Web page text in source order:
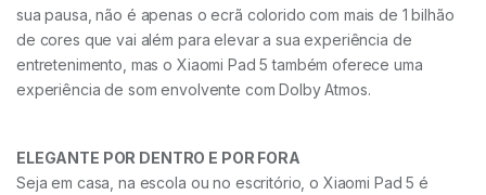
sua pausa, não é apenas o ecrã colorido com mais de 1 bilhão
de cores que vai além para elevar a sua experiência de
entretenimento, mas o Xiaomi Pad 5 também oferece uma
experiência de som envolvente com Dolby Atmos.
ELEGANTE POR DENTRO E POR FORA
Seja em casa, na escola ou no escritório, o Xiaomi Pad 5 é